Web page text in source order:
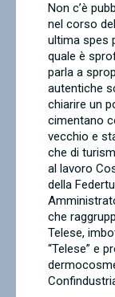
Non c’è
nel corso
ultima spes
quale è
parla a
autentiche
chiarire un
cimentano
vecchio e
che di
al lavoro
della
che
Telese,
“Telese” e